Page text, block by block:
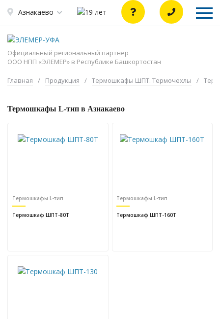
Азнакаево
Официальный региональный партнер
ООО НПП «ЭЛЕМЕР» в Республике Башкортостан
Главная / Продукция / Термошкафы ШПТ. Термочехлы /
Термошкафы L-тип в Азнакаево
Термошкафы L-тип
Термошкаф ШПТ-80Т
Термошкафы L-тип
Термошкаф ШПТ-160Т